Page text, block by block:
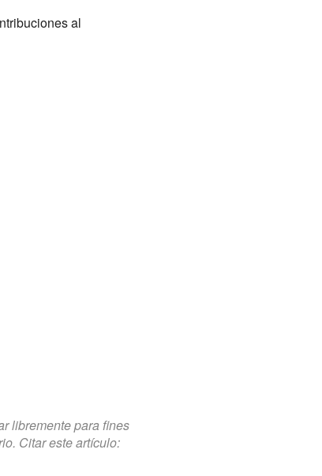
al
libremente para fines
Citar este artículo: